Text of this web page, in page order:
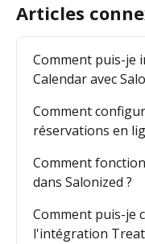
Articles
Comment puis-je
Calendar avec
Comment
réservations en
Comment
dans Salonized ?
Comment puis-je
l'intégration